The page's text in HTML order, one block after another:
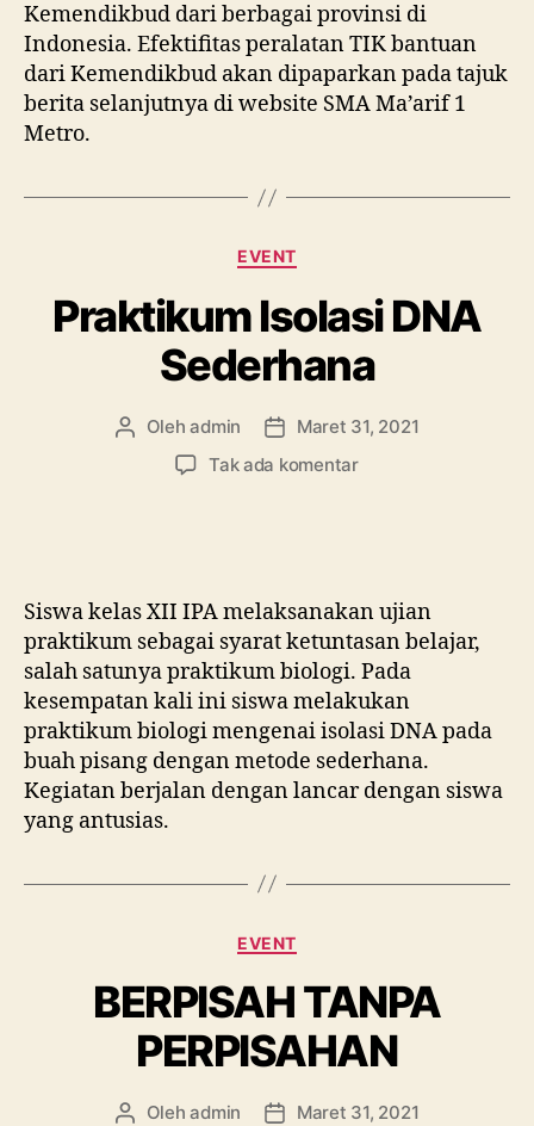
Kemendikbud dari berbagai provinsi di
Indonesia. Efektifitas peralatan TIK bantuan
dari Kemendikbud akan dipaparkan pada tajuk
berita selanjutnya di website SMA Ma’arif 1
Metro.
Kategori
EVENT
Praktikum Isolasi DNA
Sederhana
Penulis
artikel
Olehadmin
Tanggal
artikel
Maret 31, 2021
Tak ada komentarpada
Siswa kelas XII IPA melaksanakan ujian
praktikum sebagai syarat ketuntasan belajar,
salah satunya praktikum biologi. Pada
kesempatan kali ini siswa melakukan
praktikum biologi mengenai isolasi DNA pada
buah pisang dengan metode sederhana.
Kegiatan berjalan dengan lancar dengan siswa
yang antusias.
Kategori
EVENT
BERPISAH TANPA
PERPISAHAN
Penulis
Olehadmin Tanggal
Maret 31, 2021